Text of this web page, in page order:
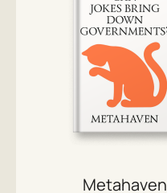
Metahaven